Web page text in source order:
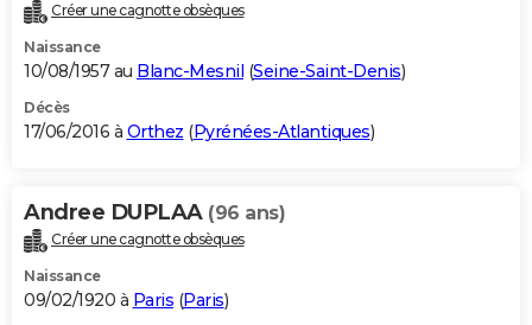
Créer une cagnotte obsèques
Naissance
10/08/1957 au Blanc-Mesnil (Seine-Saint-Denis)
Décès
17/06/2016 à Orthez (Pyrénées-Atlantiques)
Andree DUPLAA (96 ans)
Créer une cagnotte obsèques
Naissance
09/02/1920 à Paris (Paris)